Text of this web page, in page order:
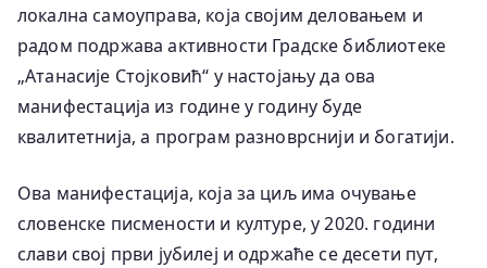
локална самоуправа, која својим деловањем и
радом подржава активности Градске библиотеке
„Атанасије Стојковић“ у настојању да ова
манифестација из године у годину буде
квалитетнија, а програм разноврснији и богатији.
Ова манифестација, која за циљ има очување
словенске писмености и културе, у 2020. години
слави свој први јубилеј и одржаће се десети пут,